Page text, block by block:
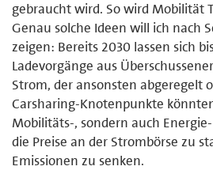
gebraucht wird. So wird Mobilität
Genau solche Ideen will ich nach
zeigen: Bereits 2030 lassen sich
Ladevorgänge aus
Strom, der ansonsten abgeregelt
Carsharing-Knotenpunkte
Mobilitäts-, sondern auch
die Preise an der Strombörse zu
Emissionen zu senken.